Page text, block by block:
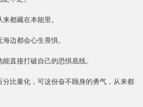
都藏在本能里。
边都会心生畏惧。
直接打破自己的恐惧底线。
比量化，可这份奋不顾身的勇气，从来都